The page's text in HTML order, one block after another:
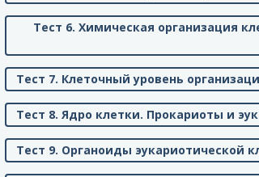
Тест 6. Химическая организация
Тест 7. Клеточный уровень
Тест 8. Ядро клетки. Прокариоты и
Тест 9. Органоиды эукариотической